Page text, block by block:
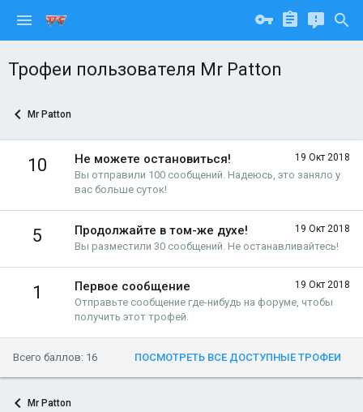
Трофеи пользователя Mr Patton
Mr Patton
10 19 Окт 2018
Не можете остановиться!
Вы отправили 100 сообщений. Надеюсь, это заняло у
вас больше суток!
5 19 Окт 2018
Продолжайте в том-же духе!
Вы разместили 30 сообщений. Не останавливайтесь!
1 19 Окт 2018
Первое сообщение
Отправьте сообщение где-нибудь на форуме, чтобы
получить этот трофей.
Всего баллов: 16 ПОСМОТРЕТЬ ВСЕ ДОСТУПНЫЕ ТРОФЕИ
Mr Patton